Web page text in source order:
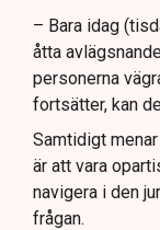
– Bara idag
åtta
personerna
fortsätter, kan
Samtidigt
är att vara
navigera i den
frågan.